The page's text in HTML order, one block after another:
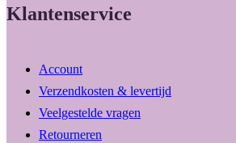
Klantenservice
Account
Verzendkosten & levertijd
Veelgestelde vragen
Retourneren